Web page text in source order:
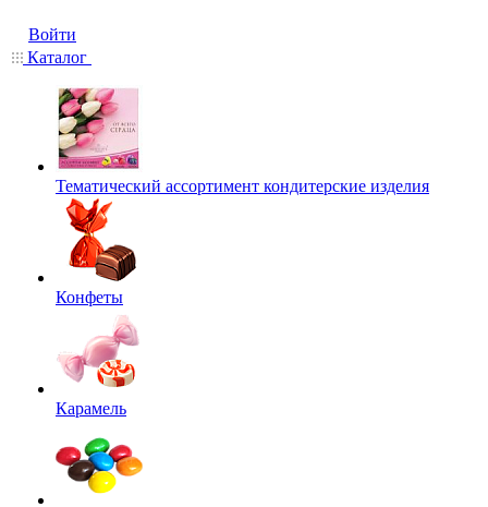
Войти
Каталог
Тематический ассортимент кондитерские изделия
Конфеты
Карамель